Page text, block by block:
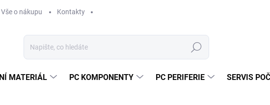
Vše o nákupu Kontakty
Hledat
MATERIÁL PC KOMPONENTY PC PERIFERIE SERVIS